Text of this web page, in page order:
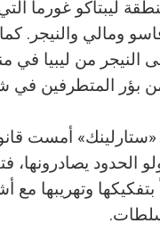
ليبتاكو غورما
ومالي والنيجر.
النيجر من ليبيا في
بؤر المتطرفين في
أمست
الحدود يصادرونها،
بتفكيكها وتهريبها